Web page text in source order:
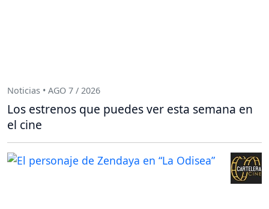
Noticias • AGO 7 / 2026
Los estrenos que puedes ver esta semana en
el cine